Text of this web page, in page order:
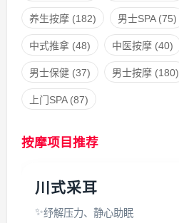
养生按摩(182) 男士SPA(75)
中式推拿(48) 中医按摩(40)
男士保健(37) 男士按摩(180)
上门SPA(87)
按摩项目推荐
川式采耳
纾解压力、静心助眠